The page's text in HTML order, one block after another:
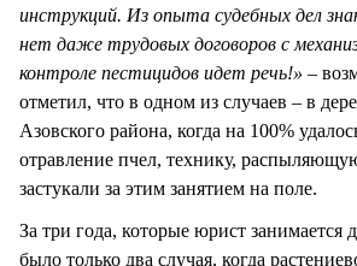
инструкций. Из опыта судебных дел
нет даже трудовых договоров с
контроле пестицидов идет речь!» –
отметил, что в одном из случаев – в
Азовского района, когда на 100%
отравление пчел, технику,
застукали за этим занятием на поле.
За три года, которые юрист занимается
было только два случая, когда